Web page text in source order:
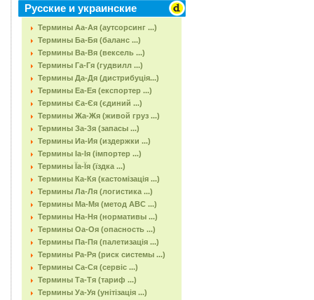
Русские и украинские
Термины Аа-Ая (аутсорсинг ...)
Термины Ба-Бя (баланс ...)
Термины Ва-Вя (вексель ...)
Термины Га-Гя (гудвилл ...)
Термины Да-Дя (дистрибуція...)
Термины Еа-Ея (експортер ...)
Термины Єа-Єя (єдиний ...)
Термины Жа-Жя (живой груз ...)
Термины За-Зя (запасы ...)
Термины Иа-Ия (издержки ...)
Термины Іа-Ія (імпортер ...)
Термины Їа-Їя (їздка ...)
Термины Ка-Кя (кастомізація ...)
Термины Ла-Ля (логистика ...)
Термины Ма-Мя (метод АВС ...)
Термины На-Ня (нормативы ...)
Термины Оа-Оя (опасность ...)
Термины Па-Пя (палетизація ...)
Термины Ра-Ря (риск системы ...)
Термины Са-Ся (сервіс ...)
Термины Та-Тя (тариф ...)
Термины Уа-Уя (унітізація ...)